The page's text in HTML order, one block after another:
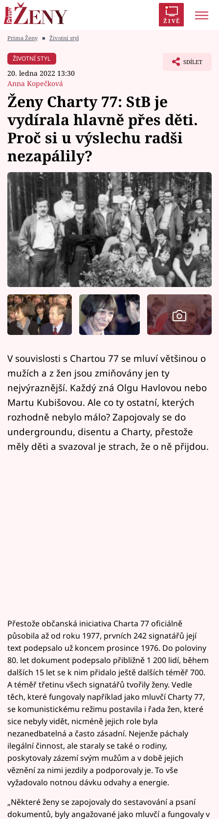
ŽIVĚ
Módní alarm
Témata
Celebrity
Vztahy
Seriály
Horoskopy
Sledujte prima+
Filmový festival Karlovy Vary
Pořady
Mámy sobě
Sledujte nás
Prima Ženy ■ Životní styl
ŽIVOTNÍ STYL
20. ledna 2022 13:30
Anna Kopečková
SDÍLET
Ženy Charty 77: StB je
vydírala hlavně přes děti.
Proč si u výslechu radši
nezapálily?
V souvislosti s Chartou 77 se mluví většinou o
mužích a z žen jsou zmiňovány jen ty
nejvýraznější. Každý zná Olgu Havlovou nebo
Martu Kubišovou. Ale co ty ostatní, kterých
rozhodně nebylo málo? Zapojovaly se do
undergroundu, disentu a Charty, přestože
měly děti a svazoval je strach, že o ně přijdou.
Přestože občanská iniciativa Charta 77 oficiálně
působila až od roku 1977, prvních 242 signatářů její
text podepsalo už koncem prosince 1976. Do poloviny
80. let dokument podepsalo přibližně 1 200 lidí, během
dalších 15 let se k nim přidalo ještě dalších téměř 700.
A téměř třetinu všech signatářů tvořily ženy. Vedle
těch, které fungovaly například jako mluvčí Charty 77,
se komunistickému režimu postavila i řada žen, které
sice nebyly vidět, nicméně jejich role byla
nezanedbatelná a často zásadní. Nejenže páchaly
ilegální činnost, ale staraly se také o rodiny,
poskytovaly zázemí svým mužům a v době jejich
věznění za nimi jezdily a podporovaly je. To vše
vyžadovalo notnou dávku odvahy a energie.
„Některé ženy se zapojovaly do sestavování a psaní
dokumentů, byly angažované jako mluvčí a fungovaly v